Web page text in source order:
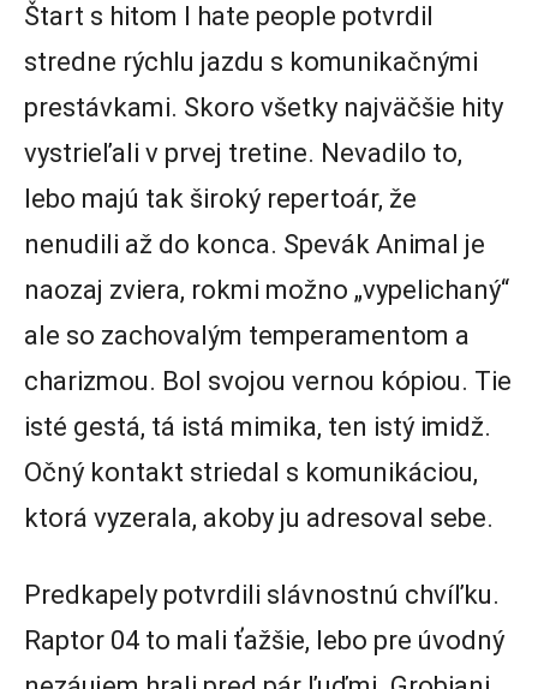
Štart s hitom I hate people potvrdil
stredne rýchlu jazdu s komunikačnými
prestávkami. Skoro všetky najväčšie hity
vystrieľali v prvej tretine. Nevadilo to,
lebo majú tak široký repertoár, že
nenudili až do konca. Spevák Animal je
naozaj zviera, rokmi možno „vypelichaný“
ale so zachovalým temperamentom a
charizmou. Bol svojou vernou kópiou. Tie
isté gestá, tá istá mimika, ten istý imidž.
Očný kontakt striedal s komunikáciou,
ktorá vyzerala, akoby ju adresoval sebe.
Predkapely potvrdili slávnostnú chvíľku.
Raptor 04 to mali ťažšie, lebo pre úvodný